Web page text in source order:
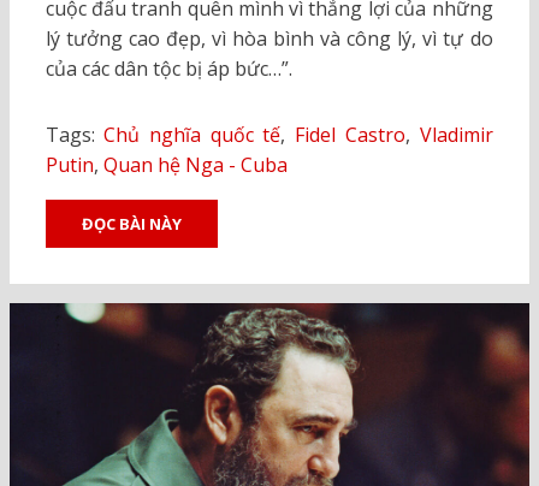
cuộc đấu tranh quên mình vì thắng lợi của những
lý tưởng cao đẹp, vì hòa bình và công lý, vì tự do
của các dân tộc bị áp bức…”.
Tags:Chủ nghĩa quốc tế, Fidel Castro, Vladimir
Putin, Quan hệ Nga - Cuba
ĐỌC BÀI NÀY